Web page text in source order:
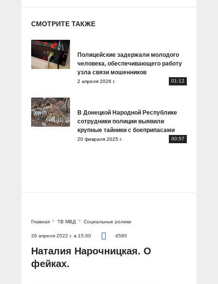
СМОТРИТЕ ТАКЖЕ
Полицейские задержали молодого
человека, обеспечивающего работу
узла связи мошенников
2 апреля 2026 г. 01:12
В Донецкой Народной Республике
сотрудники полиции выявили
крупные тайники с боеприпасами
20 февраля 2025 г. 00:57
Главная ТВ МВД Социальные ролики
26 апреля 2022 г. в 15:00 4580
Наталия Нарочницкая. О
фейках.